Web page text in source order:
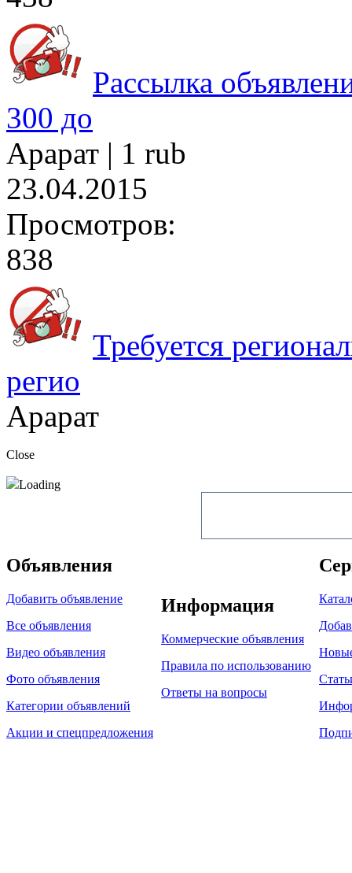
Рассылка
300 до
Арарат | 1 rub
23.04.2015
Просмотров:
838
Требуется
регио
Арарат
Close
Loading
Объявления
Добавить объявление
Все объявления
Видео объявления
Фото объявления
Категории объявлений
Акции и спецпредложения
Информация
Коммерческие объявления
Правила по использованию
Ответы на вопросы